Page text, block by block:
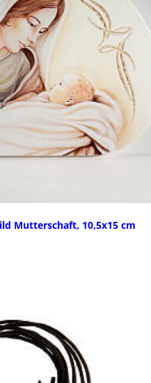
Mutterschaft, 10,5x15 cm